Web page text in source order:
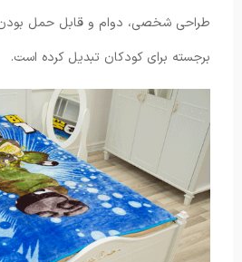
طراحی شخصی، دوام و قابل حمل بودن
برجسته برای کودکان تبدیل کرده است.